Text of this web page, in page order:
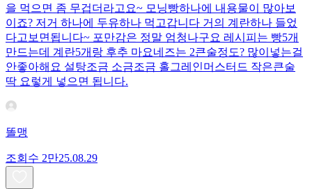
을 먹으면 좀 무겁더라고요~ 모닝빵하나에 내용물이 많아보
이죠? 저거 하나에 두유하나 먹고갑니다 거의 계란하나 들었
다고보면됩니다~ 포만감은 정말 엄청나구요 레시피는 빵5개
만드는데 계란5개랑 후추 마요네즈는 2큰술정도? 많이넣는걸
안좋아해요 설탕조금 소금조금 홀그레인머스터드 작은큰술
딱 요렇게 넣으면 됩니다.
똘맹
조회수 2만25.08.29